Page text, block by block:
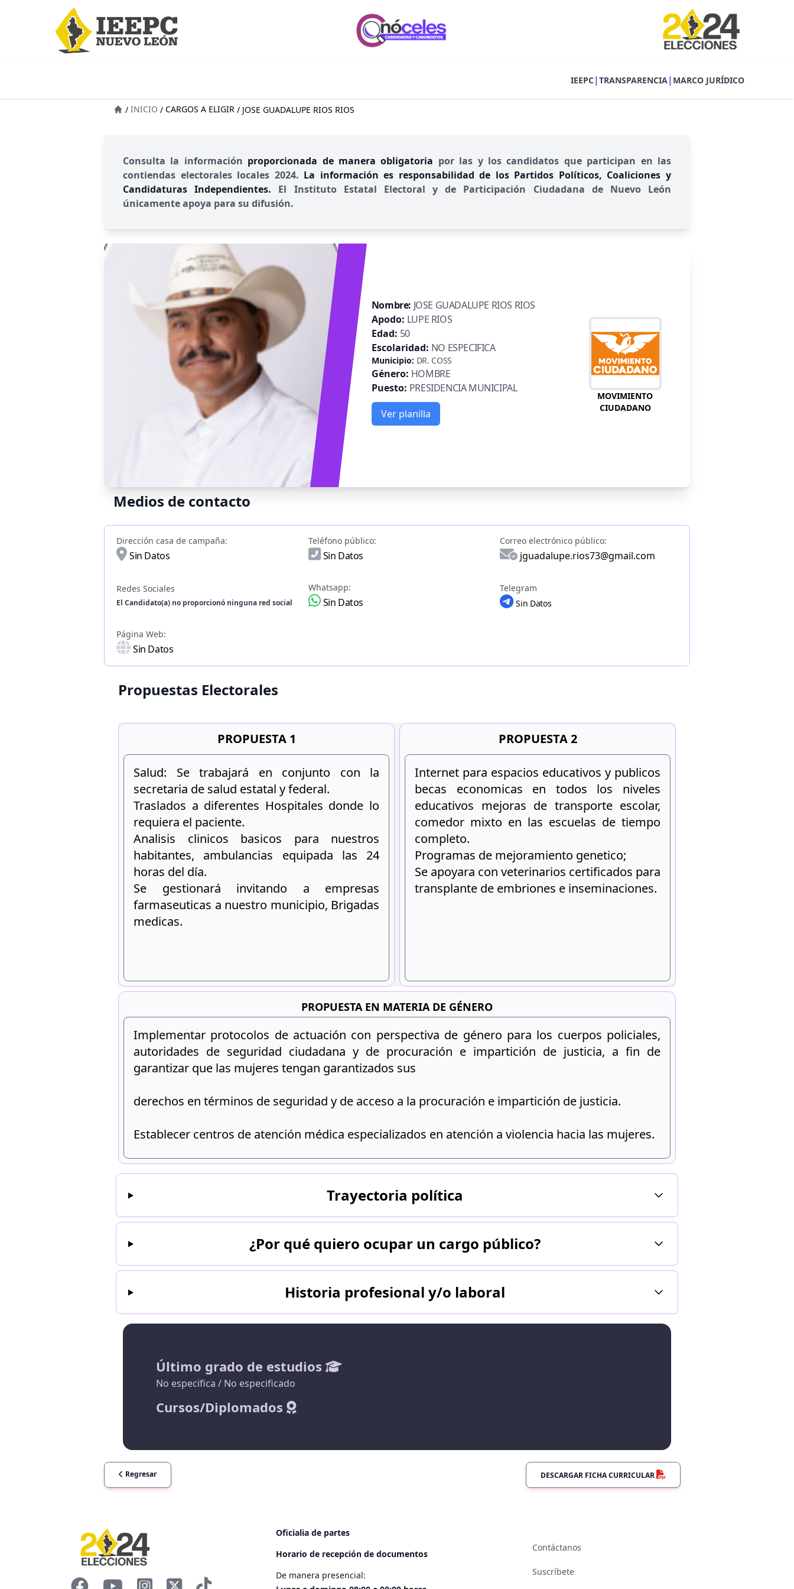
IEEPC|TRANSPARENCIA| MARCO JURÍDICO
/ INICIO / CARGOS A ELIGIR / JOSE GUADALUPE RIOS RIOS
Consulta la información proporcionada de manera obligatoria por las y los candidatos que participan en las
contiendas electorales locales 2024. La información es responsabilidad de los Partidos Políticos, Coaliciones y
Candidaturas Independientes. El Instituto Estatal Electoral y de Participación Ciudadana de Nuevo León
únicamente apoya para su difusión.
Nombre: JOSE GUADALUPE RIOS RIOS
Apodo: LUPE RIOS
Edad: 50
Escolaridad: NO ESPECIFICA
Municipio: DR. COSS
Género: HOMBRE
Puesto: PRESIDENCIA MUNICIPAL
Ver planilla
MOVIMIENTO
CIUDADANO
Medios de contacto
Dirección casa de campaña:
Sin Datos
Teléfono público:
Sin Datos
Correo electrónico público:
jguadalupe.rios73@gmail.com
Redes Sociales
El Candidato(a) no proporcionó ninguna red social
Whatsapp:
Sin Datos
Telegram
Sin Datos
Página Web:
Sin Datos
Propuestas Electorales
PROPUESTA 1
Salud: Se trabajará en conjunto con la
secretaria de salud estatal y federal.
Traslados a diferentes Hospitales donde lo
requiera el paciente.
Analisis clinicos basicos para nuestros
habitantes, ambulancias equipada las 24
horas del día.
Se gestionará invitando a empresas
farmaseuticas a nuestro municipio, Brigadas
medicas.
PROPUESTA 2
Internet para espacios educativos y publicos
becas economicas en todos los niveles
educativos mejoras de transporte escolar,
comedor mixto en las escuelas de tiempo
completo.
Programas de mejoramiento genetico;
Se apoyara con veterinarios certificados para
transplante de embriones e inseminaciones.
PROPUESTA EN MATERIA DE GÉNERO
Implementar protocolos de actuación con perspectiva de género para los cuerpos policiales,
autoridades de seguridad ciudadana y de procuración e impartición de justicia, a fin de
garantizar que las mujeres tengan garantizados sus
derechos en términos de seguridad y de acceso a la procuración e impartición de justicia.
Establecer centros de atención médica especializados en atención a violencia hacia las mujeres.
Trabajar en conjunto con las organizaciones de la sociedad civil para establecer refugios para
Trayectoria política
¿Por qué quiero ocupar un cargo público?
Historia profesional y/o laboral
Último grado de estudios
No especifica / No especificado
Cursos/Diplomados
Regresar DESCARGAR FICHA CURRICULAR
Oficialia de partes
Horario de recepción de documentos
De manera presencial:
Contáctanos
Suscríbete